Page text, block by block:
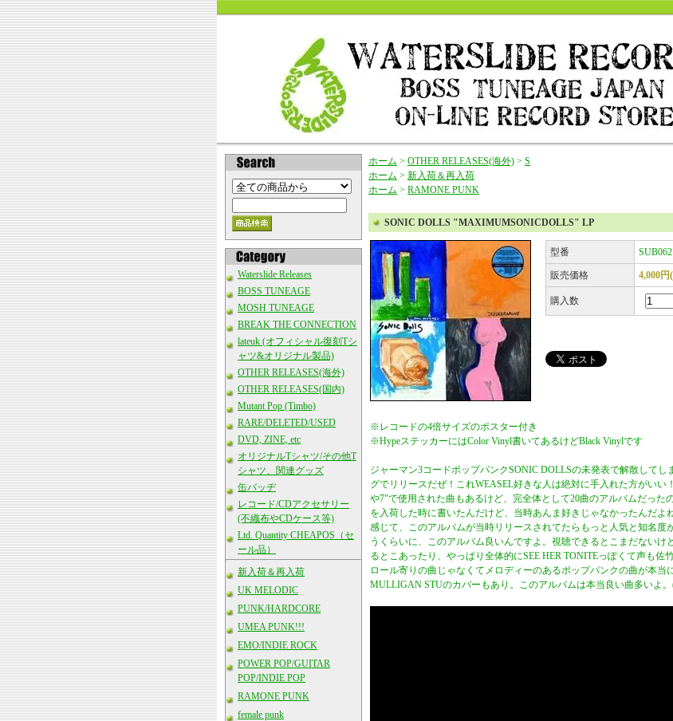
Waterslide Releases
BOSS TUNEAGE
MOSH TUNEAGE
BREAK THE CONNECTION
lateuk (オフィシャル復刻Tシ
ャツ&オリジナル製品)
OTHER RELEASES(海外)
OTHER RELEASES(国内)
Mutant Pop (Timbo)
RARE/DELETED/USED
DVD, ZINE, etc
オリジナルTシャツ/その他T
シャツ、関連グッズ
缶バッヂ
レコード/CDアクセサリー
(不織布やCDケース等)
Ltd. Quantity CHEAPOS（セ
ール品）
新入荷＆再入荷
UK MELODIC
PUNK/HARDCORE
UMEA PUNK!!!
EMO/INDIE ROCK
POWER POP/GUITAR
POP/INDIE POP
RAMONE PUNK
female punk
ホーム > OTHER RELEASES(海外) > S
ホーム > 新入荷＆再入荷
ホーム > RAMONE PUNK
SONIC DOLLS "MAXIMUMSONICDOLLS" LP
型番 SUB062
販売価格 4,000円
購入数
※レコードの4倍サイズのポスター付き
※HypeステッカーにはColor Vinyl書いてあるけどBlack Vinylです
ジャーマン3コードポップパンクSONIC DOLLSの未発表で解散してし
グでリリースだぜ！これWEASEL好きな人は絶対に手入れた方がいい
や7"で使用された曲もあるけど、完全体として20曲のアルバムだった
を入荷した時に書いたんだけど、当時あんま好きじゃなかったんだよ
感じて、このアルバムが当時リリースされてたらもっと人気と知名度
うくらいに、このアルバム良いんですよ。視聴できるとこまだないけ
るとこあったり、やっぱり全体的にSEE HER TONITEっぽくて声も佐
ロール寄りの曲じゃなくてメロディーのあるポップパンクの曲が本当
MULLIGAN STUのカバーもあり。このアルバムは本当良い曲多いよ